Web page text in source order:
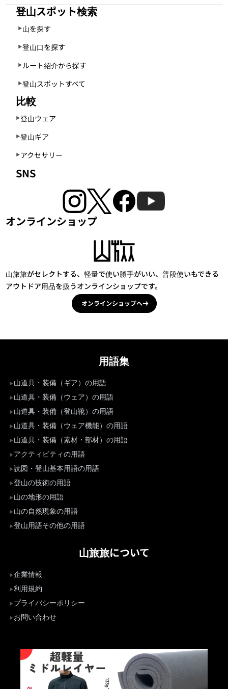
登山スポット検索
山を探す
登山口を探す
ルート紹介から探す
登山スポットすべて
比較
登山ウェア
登山ギア
アクセサリー
SNS
オンラインショップ
山旅旅がセレクトする、軽量で使い勝手がいい、普段使いもできる
アウトドア用品を扱うオンラインショップです。
オンラインショップへ
用語集
山道具・装備（ギア）の用語
山道具・装備（ウェア）の用語
山道具・装備（登山靴）の用語
山道具・装備（ウェア機能）の用語
山道具・装備（素材・部材）の用語
アクティビティの用語
読図・登山基本用語の用語
登山の技術の用語
山の地形の用語
山の自然現象の用語
登山用語その他の用語
山旅旅について
企業情報
利用規約
プライバシーポリシー
お問い合わせ